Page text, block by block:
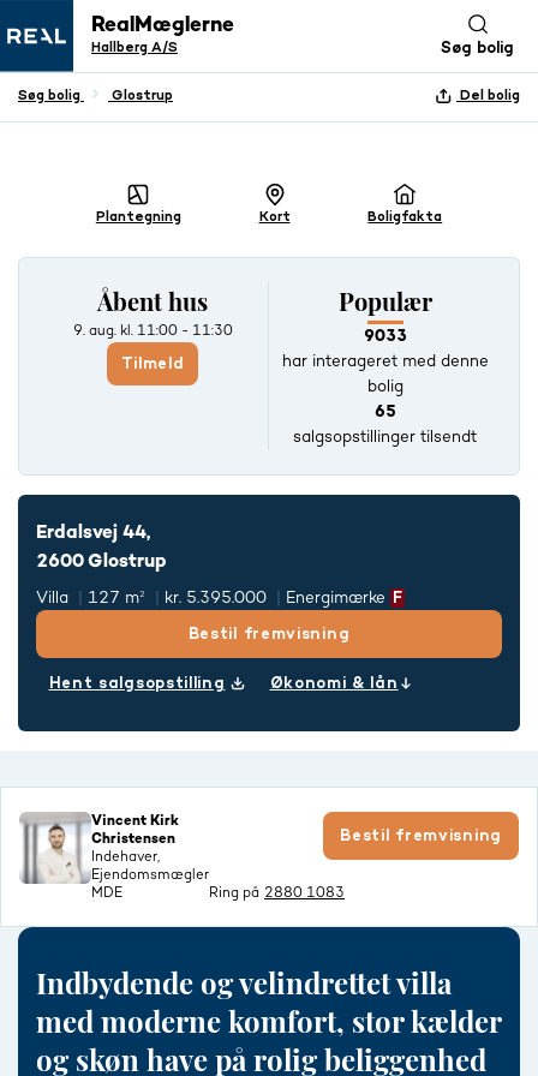
RealMæglerne
Hallberg A/S Søg bolig
Søg bolig Glostrup Del bolig
+ 20 BILLEDER
Boligfakta
Plantegning Kort
Åbent hus
9. aug. kl. 11:00 - 11:30
Tilmeld
Populær
9033
har interageret med denne
bolig
65
salgsopstillinger tilsendt
Erdalsvej 44,
2600 Glostrup
Villa 127 m² kr. 5.395.000 Energimærke
Bestil fremvisning
Hent salgsopstilling Økonomi & lån
Vincent Kirk
Christensen
Indehaver,
Ejendomsmægler
MDE
Bestil fremvisning
Ring på 2880 1083
Indbydende og velindrettet villa
med moderne komfort, stor kælder
og skøn have på rolig beliggenhed